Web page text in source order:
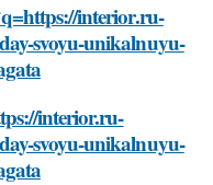
interior.ru-
svoyu-unikalnuyu-
interior.ru-
svoyu-unikalnuyu-